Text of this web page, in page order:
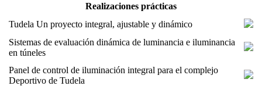
Realizaciones prácticas
Tudela Un proyecto integral, ajustable y dinámico
Sistemas de evaluación dinámica de luminancia e iluminancia
en túneles
Panel de control de iluminación integral para el complejo
Deportivo de Tudela